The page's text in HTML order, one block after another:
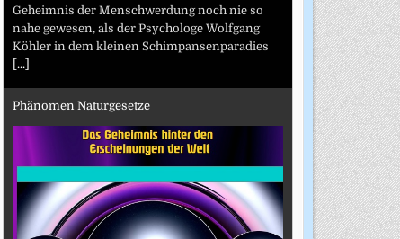
Geheimnis der Menschwerdung noch nie so
nahe gewesen, als der Psychologe Wolfgang
Köhler in dem kleinen Schimpansenparadies
[...]
Phänomen Naturgesetze